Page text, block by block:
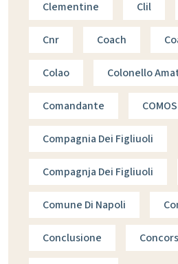
Clementine Clil
Cnr Coach
Colao Colonello
Comandante COMOS
Compagnia Dei Figliuoli
Compagnja Dei Figliuoli
Comune Di Napoli
Conclusione